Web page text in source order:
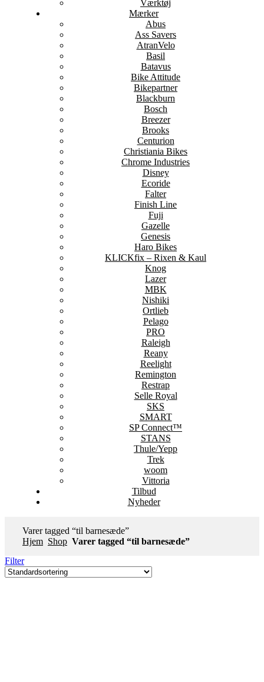
Værktøj
Mærker
Abus
Ass Savers
AtranVelo
Basil
Batavus
Bike Attitude
Bikepartner
Blackburn
Bosch
Breezer
Brooks
Centurion
Christiania Bikes
Chrome Industries
Disney
Ecoride
Falter
Finish Line
Fuji
Gazelle
Genesis
Haro Bikes
KLICKfix – Rixen & Kaul
Knog
Lazer
MBK
Nishiki
Ortlieb
Pelago
PRO
Raleigh
Reany
Reelight
Remington
Restrap
Selle Royal
SKS
SMART
SP Connect™
STANS
Thule/Yepp
Trek
woom
Vittoria
Tilbud
Nyheder
Varer tagged “til barnesæde”
Hjem Shop Varer tagged “til barnesæde”
Filter